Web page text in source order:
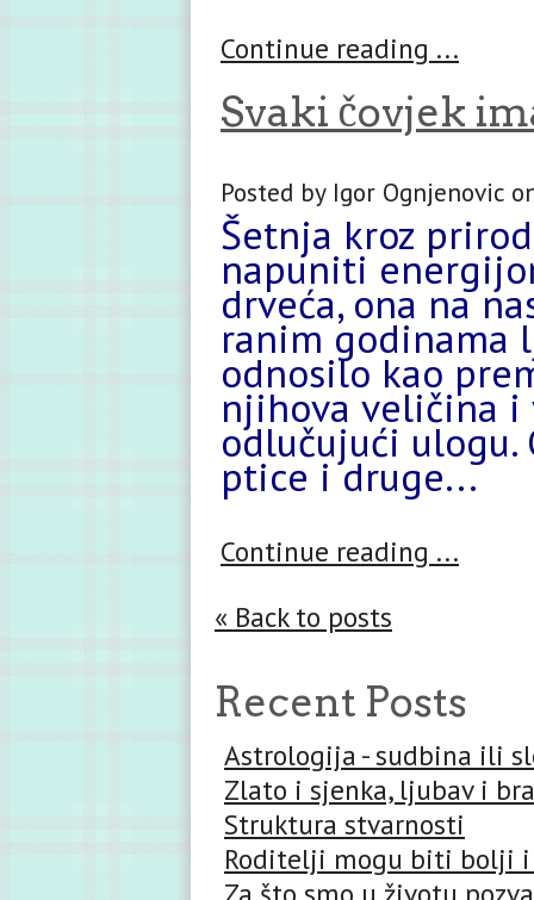
Continue reading ...
Svaki čovjek
Posted by Igor Ognjenovic
Šetnja kroz
napuniti
drveća, ona na
ranim godinama
odnosilo kao
njihova veličina i
odlučujući ulogu.
ptice i druge...
Continue reading ...
« Back to posts
Recent Posts
Astrologija - sudbina ili
Zlato i sjenka, ljubav i
Struktura stvarnosti
Roditelji mogu biti bolji
Za što smo u životu